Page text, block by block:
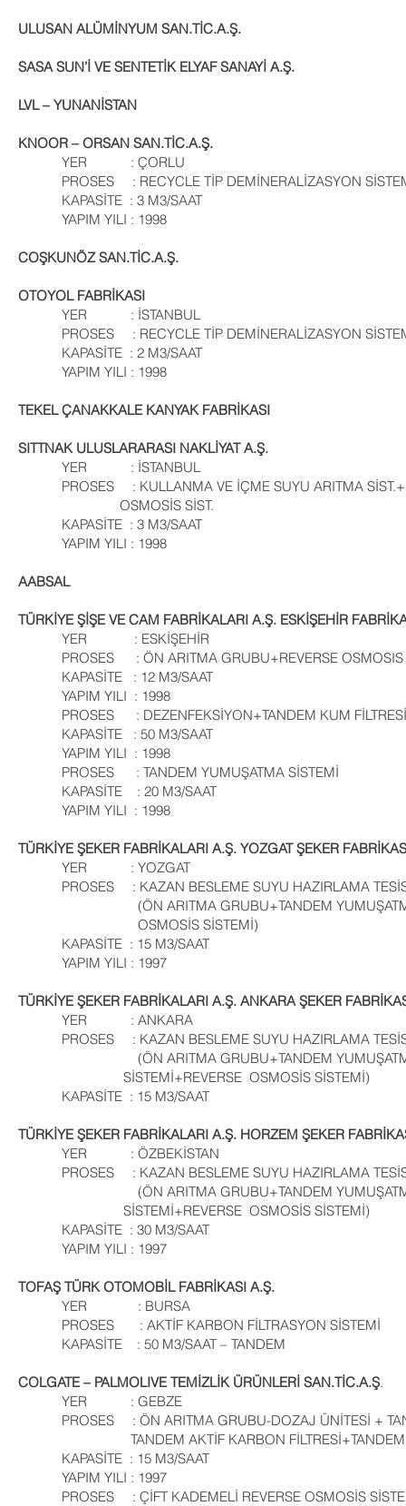
ULUSAN ALÜMİNYUM SAN.TİC.A.Ş.
SASA SUN’İ VE SENTETİK ELYAF SANAYİ A.Ş.
LVL – YUNANİSTAN
KNOOR – ORSAN SAN.TİC.A.Ş.
YER : ÇORLU
PROSES : RECYCLE TİP DEMİNERALİZASYON
KAPASİTE : 3 M3/SAAT
YAPIM YILI : 1998
COŞKUNÖZ SAN.TİC.A.Ş.
OTOYOL FABRİKASI
YER : İSTANBUL
PROSES : RECYCLE TİP DEMİNERALİZASYON
KAPASİTE : 2 M3/SAAT
YAPIM YILI : 1998
TEKEL ÇANAKKALE KANYAK FABRİKASI
SITTNAK ULUSLARARASI NAKLİYAT A.Ş.
YER : İSTANBUL
PROSES : KULLANMA VE İÇME SUYU
OSMOSİS SİST.
KAPASİTE : 3 M3/SAAT
YAPIM YILI : 1998
AABSAL
TÜRKİYE ŞİŞE VE CAM FABRİKALARI A.Ş. ESKİŞEHİR
YER : ESKİŞEHİR
PROSES : ÖN ARITMA GRUBU+REVERSE OSMOSIS
KAPASİTE : 12 M3/SAAT
YAPIM YILI : 1998
PROSES : DEZENFEKSİYON+TANDEM KUM FİLTRESİ
KAPASİTE : 50 M3/SAAT
YAPIM YILI : 1998
PROSES : TANDEM YUMUŞATMA SİSTEMİ
KAPASİTE : 20 M3/SAAT
YAPIM YILI : 1998
TÜRKİYE ŞEKER FABRİKALARI A.Ş. YOZGAT ŞEKER
YER : YOZGAT
PROSES : KAZAN BESLEME SUYU
(ÖN ARITMA GRUBU+TANDEM
OSMOSİS SİSTEMİ)
KAPASİTE : 15 M3/SAAT
YAPIM YILI : 1997
TÜRKİYE ŞEKER FABRİKALARI A.Ş. ANKARA ŞEKER
YER : ANKARA
PROSES : KAZAN BESLEME SUYU
(ÖN ARITMA GRUBU+TANDEM
SİSTEMİ+REVERSE OSMOSİS SİSTEMİ)
KAPASİTE : 15 M3/SAAT
TÜRKİYE ŞEKER FABRİKALARI A.Ş. HORZEM ŞEKER
YER : ÖZBEKİSTAN
PROSES : KAZAN BESLEME SUYU
(ÖN ARITMA GRUBU+TANDEM
SİSTEMİ+REVERSE OSMOSİS SİSTEMİ)
KAPASİTE : 30 M3/SAAT
YAPIM YILI : 1997
TOFAŞ TÜRK OTOMOBİL FABRİKASI A.Ş.
YER : BURSA
PROSES : AKTİF KARBON FİLTRASYON SİSTEMİ
KAPASİTE : 50 M3/SAAT – TANDEM
COLGATE – PALMOLIVE TEMİZLİK ÜRÜNLERİ SAN.TİC.A.Ş.
YER : GEBZE
PROSES : ÖN ARITMA GRUBU-DOZAJ ÜNİTESİ +
TANDEM AKTİF KARBON FİLTRESİ+TANDEM
KAPASİTE : 15 M3/SAAT
YAPIM YILI : 1997
PROSES : ÇİFT KADEMELİ REVERSE OSMOSİS